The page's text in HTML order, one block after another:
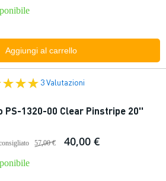
Aggiungi al carrello
3 Valutazioni
PS-1320-00 Clear Pinstripe 20''
57,00 € 40,00 €